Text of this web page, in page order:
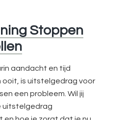
Stoppen
aandacht en tijd
ooit, is uitstelgedrag voor
een probleem. Wil jij
uitstelgedrag